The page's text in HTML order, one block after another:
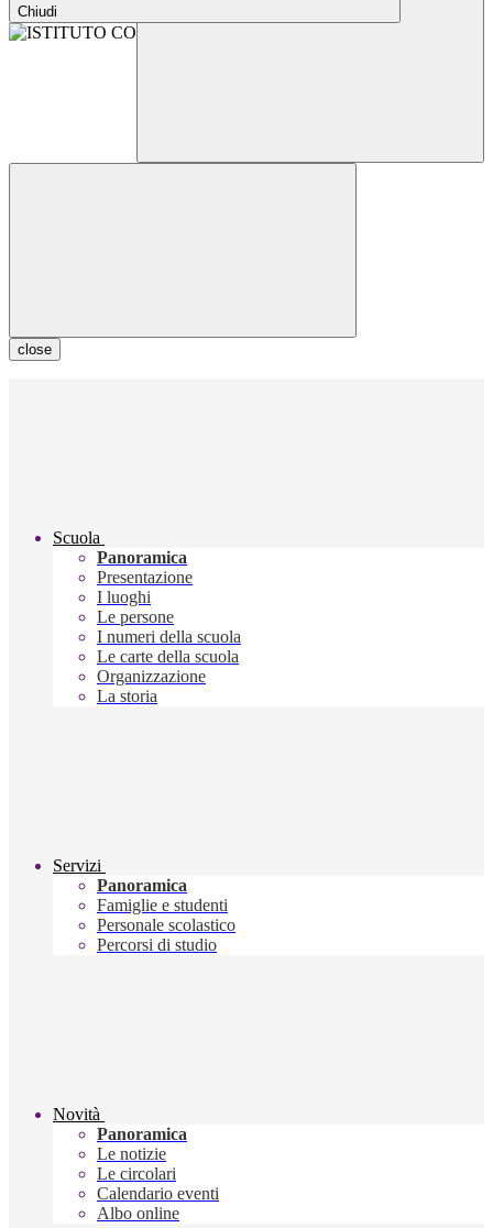
Chiudi
close
Scuola
Panoramica
Presentazione
I luoghi
Le persone
I numeri della scuola
Le carte della scuola
Organizzazione
La storia
Servizi
Panoramica
Famiglie e studenti
Personale scolastico
Percorsi di studio
Novità
Panoramica
Le notizie
Le circolari
Calendario eventi
Albo online